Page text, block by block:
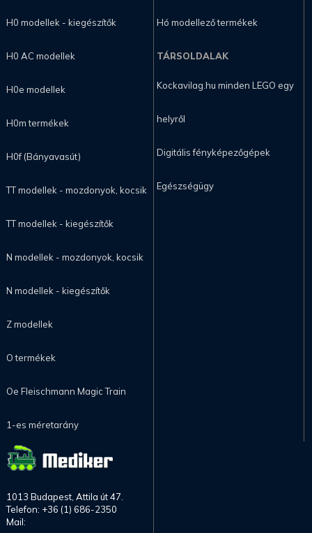
H0 modellek - kiegészítők
H0 AC modellek
H0e modellek
H0m termékek
H0f (Bányavasút)
TT modellek - mozdonyok, kocsik
TT modellek - kiegészítők
N modellek - mozdonyok, kocsik
N modellek - kiegészítők
Z modellek
O termékek
Oe Fleischmann Magic Train
1-es méretarány
Hó modellező termékek
TÁRSOLDALAK
Kockavilag.hu minden LEGO egy
helyről
Digitális fényképezőgépek
Egészségügy
1013 Budapest, Attila út 47.
Telefon: +36 (1) 686-2350
Mail: